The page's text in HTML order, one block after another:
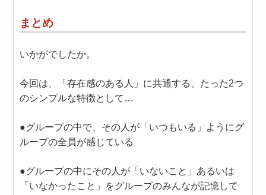
まとめ
いかがでしたか。
今回は、「存在感のある人」に共通する、たった2つ
のシンプルな特徴として…
●グループの中で、その人が「いつもいる」ようにグ
ループの全員が感じている
●グループの中にその人が「いないこと」あるいは
「いなかったこと」をグループのみんなが記憶して